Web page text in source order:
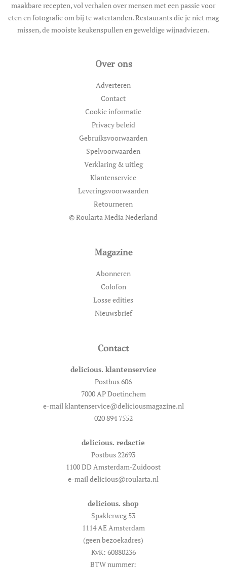
maakbare recepten, vol verhalen over mensen met een passie voor
eten en fotografie om bij te watertanden. Restaurants die je niet mag
missen, de mooiste keukenspullen en geweldige wijnadviezen.
Over ons
Adverteren
Contact
Cookie informatie
Privacy beleid
Gebruiksvoorwaarden
Spelvoorwaarden
Verklaring & uitleg
Klantenservice
Leveringsvoorwaarden
Retourneren
© Roularta Media Nederland
Magazine
Abonneren
Colofon
Losse edities
Nieuwsbrief
Contact
delicious. klantenservice
Postbus 606
7000 AP Doetinchem
e-mail klantenservice@deliciousmagazine.nl
020 894 7552
delicious. redactie
Postbus 22693
1100 DD Amsterdam-Zuidoost
e-mail delicious@roularta.nl
delicious. shop
Spaklerweg 53
1114 AE Amsterdam
(geen bezoekadres)
KvK: 60880236
BTW nummer: